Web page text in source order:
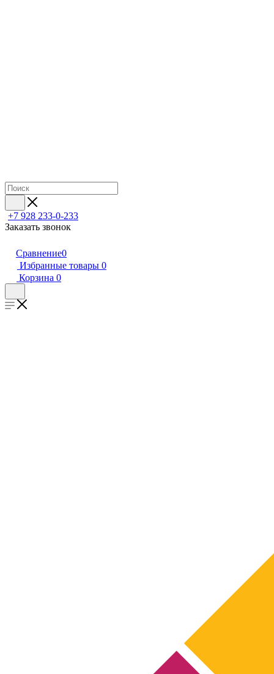
+7 928 233-0-233
Заказать звонок
Сравнение0
Избранные товары 0
Корзина 0